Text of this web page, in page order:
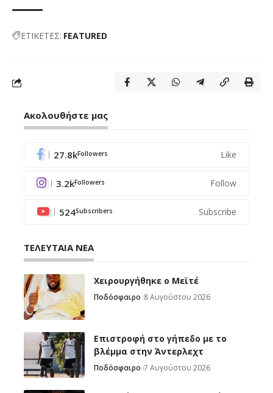
ΕΤΙΚΕΤΕΣ: FEATURED
Ακολουθήστε μας
27.8kFollowers Like
3.2kFollowers Follow
524Subscribers Subscribe
ΤΕΛΕΥΤΑΙΑ ΝΕΑ
Χειρουργήθηκε ο Μεϊτέ
Ποδόσφαιρο 8 Αυγούστου 2026
Επιστροφή στο γήπεδο με το
βλέμμα στην Άντερλεχτ
Ποδόσφαιρο 7 Αυγούστου 2026